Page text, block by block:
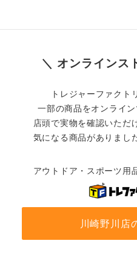
＼ オンラインス
トレジャーファクト
一部の商品をオンライ
店頭で実物を確認いただ
気になる商品がありまし
アウトドア・スポーツ用
川崎野川店